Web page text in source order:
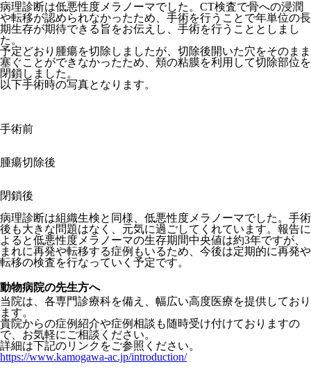
病理診断は低悪性度メラノーマでした。CT検査で骨への浸潤
や転移が認められなかったため、手術を行うことで年単位の長
期生存が期待できる旨をお伝えし、手術を行うこととしまし
た。
予定どおり腫瘍を切除しましたが、切除後開いた穴をそのまま
塞ぐことができなかったため、頬の粘膜を利用して切除部位を
閉鎖しました。
以下手術時の写真となります。
手術前
腫瘍切除後
閉鎖後
病理診断は組織生検と同様、低悪性度メラノーマでした。手術
後も大きな問題はなく、元気に過ごしてくれています。報告に
よると低悪性度メラノーマの生存期間中央値は約3年ですが、
まれに再発や転移する症例もいるため、今後は定期的に再発や
転移の検査を行なっていく予定です。
動物病院の先生方へ
当院は、各専門診療科を備え、幅広い高度医療を提供しており
ます。
貴院からの症例紹介や症例相談も随時受け付けておりますの
で、お気軽にご相談ください。
詳細は下記のリンクをご参照ください。
https://www.kamogawa-ac.jp/introduction/